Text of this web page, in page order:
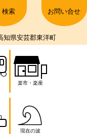
検索 お問い合せ
知県安芸郡東洋町
楽市・楽座
現在の波